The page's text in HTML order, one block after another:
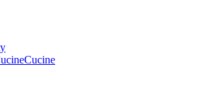
Cucine